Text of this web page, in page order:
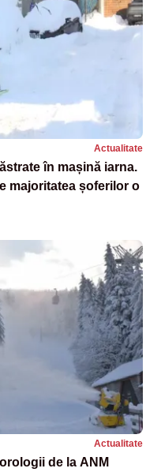
Actualitate
în mașină iarna.
majoritatea șoferilor o
Actualitate
de la ANM